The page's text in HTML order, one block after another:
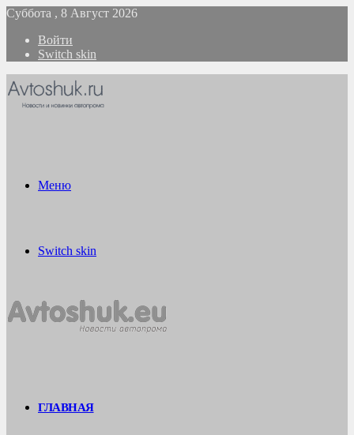
Суббота , 8 Август 2026
Войти
Switch skin
Меню
Switch skin
ГЛАВНАЯ